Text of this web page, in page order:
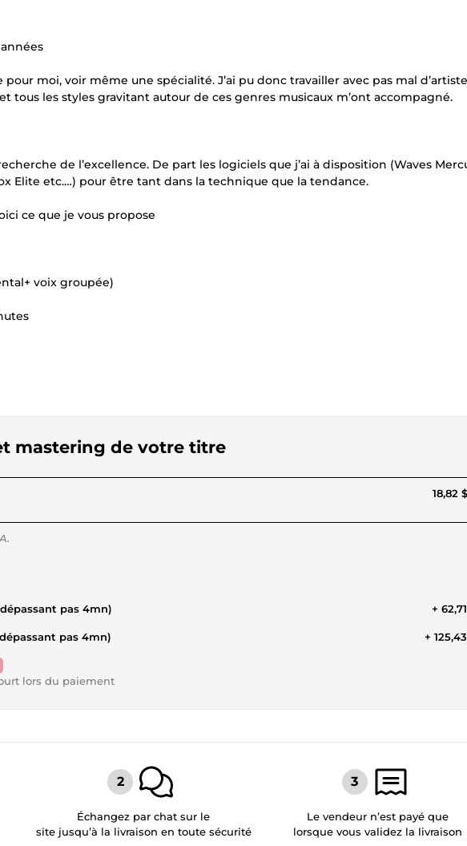
moi, voir même une spécialité. J’ai pu donc travailler avec pas mal
tous les styles gravitant autour de ces genres musicaux m’ont accompagné.
de l’excellence. De part les logiciels que j’ai à disposition (Waves
Elite etc.…) pour être tant dans la technique que la tendance.
ce que je vous propose
voix groupée)
mastering de votre titre
18,82
pas 4mn) +
pas 4mn) +
lors du paiement
Échangez par chat sur le
site jusqu’à la livraison en toute sécurité
Le vendeur n’est payé que
lorsque vous validez la livraison